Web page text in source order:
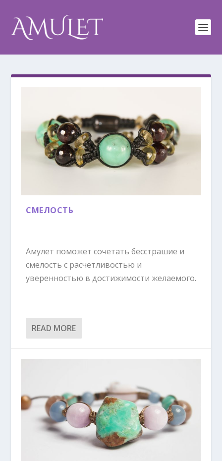
СМЕЛОСТЬ
Амулет поможет сочетать бесстрашие и
смелость с расчетливостью и
уверенностью в достижимости желаемого.
READ MORE